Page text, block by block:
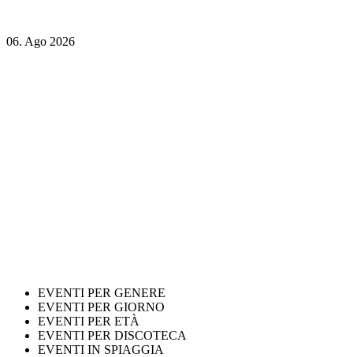
06. Ago 2026
EVENTI PER GENERE
EVENTI PER GIORNO
EVENTI PER ETÀ
EVENTI PER DISCOTECA
EVENTI IN SPIAGGIA